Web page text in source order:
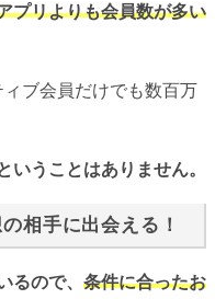
プリよりも会員数が多い
ブ会員だけでも数百万
いうことはありません。
相手に出会える！
るので、 条件に合ったお